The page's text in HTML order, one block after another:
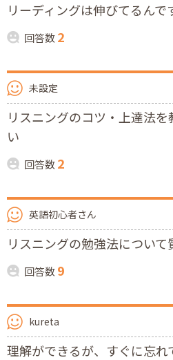
リーディングは伸びてるんで
回答数2
未設定
リスニングのコツ・上達法を
い
回答数2
英語初心者さん
リスニングの勉強法について
回答数9
kureta
理解ができるが、すぐに忘れ